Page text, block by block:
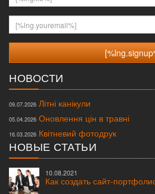
[%lng.youremail%]
НОВОСТИ
09.07.2026 Літні канікули
05.04.2026 Оновлення цін в травні
16.03.2026 Квітневий фотодрук
НОВЫЕ СТАТЬИ
10.08.2021
Как создать сайт-